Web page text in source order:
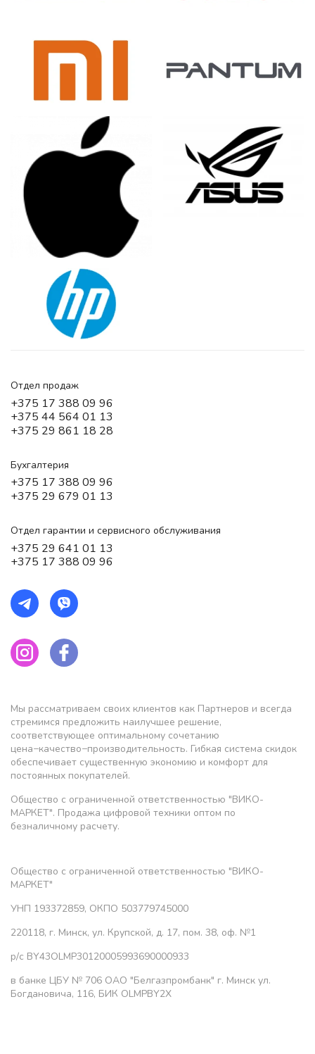
Отдел продаж
+375 17 388 09 96
+375 44 564 01 13
+375 29 861 18 28
Бухгалтерия
+375 17 388 09 96
+375 29 679 01 13
Отдел гарантии и сервисного обслуживания
+375 29 641 01 13
+375 17 388 09 96
Мы рассматриваем своих клиентов как Партнеров и всегда
стремимся предложить наилучшее решение,
соответствующее оптимальному сочетанию
цена−качество−производительность. Гибкая система скидок
обеспечивает существенную экономию и комфорт для
постоянных покупателей.
Общество с ограниченной ответственностью "ВИКО-
МАРКЕТ". Продажа цифровой техники оптом по
безналичному расчету.
Общество с ограниченной ответственностью "ВИКО-
МАРКЕТ"
УНП 193372859, ОКПО 503779745000
220118, г. Минск, ул. Крупской, д. 17, пом. 38, оф. №1
р/с BY43OLMP30120005993690000933
в банке ЦБУ № 706 ОАО "Белгазпромбанк" г. Минск ул.
Богдановича, 116, БИК OLMPBY2X